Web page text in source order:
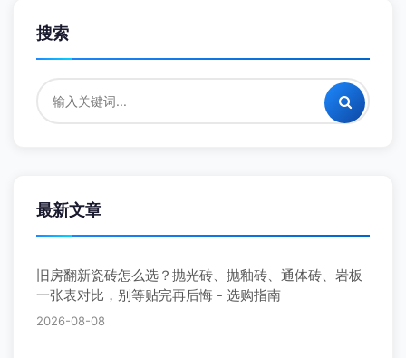
搜索
最新文章
旧房翻新瓷砖怎么选？抛光砖、抛釉砖、通体砖、岩板
一张表对比，别等贴完再后悔 - 选购指南
2026-08-08